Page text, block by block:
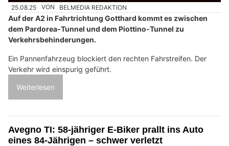
25.08.25 VON BELMEDIA REDAKTION
Auf der A2 in Fahrtrichtung Gotthard kommt es zwischen
dem Pardorea-Tunnel und dem Piottino-Tunnel zu
Verkehrsbehinderungen.
Ein Pannenfahrzeug blockiert den rechten Fahrstreifen. Der
Verkehr wird einspurig geführt.
Weiterlesen
Avegno TI: 58-jähriger E-Biker prallt ins Auto
eines 84-Jährigen – schwer verletzt